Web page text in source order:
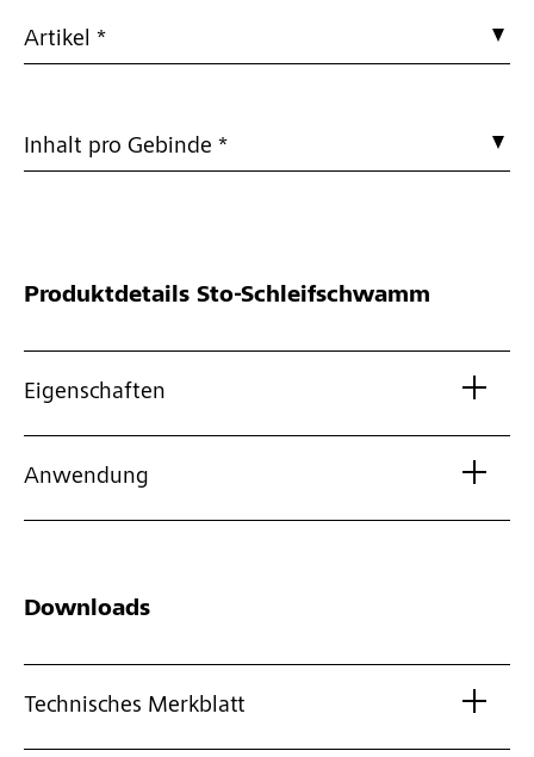
Artikel *
Inhalt pro Gebinde *
Produktdetails Sto-Schleifschwamm
Eigenschaften
Anwendung
Downloads
Technisches Merkblatt